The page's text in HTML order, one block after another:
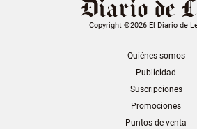
Copyright ©2026 El Diario de
Quiénes somos
Publicidad
Suscripciones
Promociones
Puntos de venta